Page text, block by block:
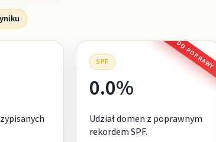
SPF DO POPRAWY
0.0%
Udział domen z poprawnym
rekordem SPF.